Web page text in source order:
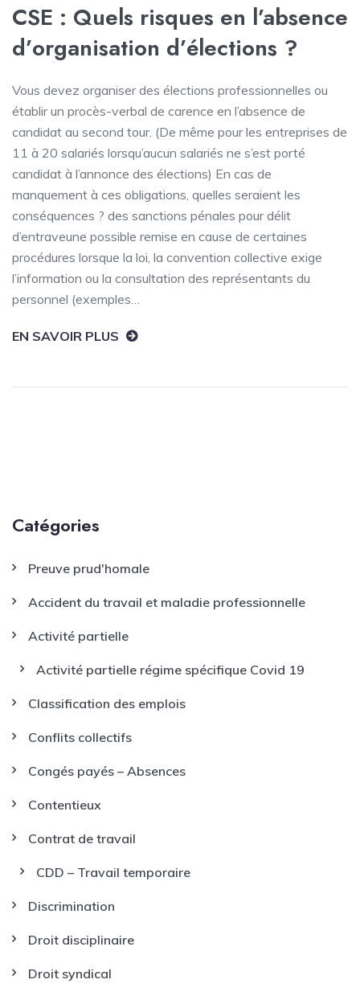
CSE : Quels risques en l’absence
d’organisation d’élections ?
Vous devez organiser des élections professionnelles ou
établir un procès-verbal de carence en l’absence de
candidat au second tour. (De même pour les entreprises de
11 à 20 salariés lorsqu’aucun salariés ne s’est porté
candidat à l’annonce des élections) En cas de
manquement à ces obligations, quelles seraient les
conséquences ? des sanctions pénales pour délit
d’entraveune possible remise en cause de certaines
procédures lorsque la loi, la convention collective exige
l’information ou la consultation des représentants du
personnel (exemples…
EN SAVOIR PLUS
Catégories
Preuve prud'homale
Accident du travail et maladie professionnelle
Activité partielle
Activité partielle régime spécifique Covid 19
Classification des emplois
Conflits collectifs
Congés payés – Absences
Contentieux
Contrat de travail
CDD – Travail temporaire
Discrimination
Droit disciplinaire
Droit syndical